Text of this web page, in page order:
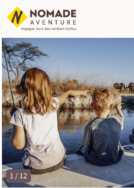
1 / 12